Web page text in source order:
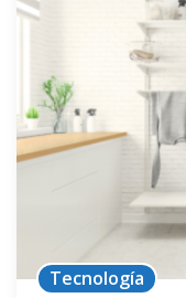
Tecnología